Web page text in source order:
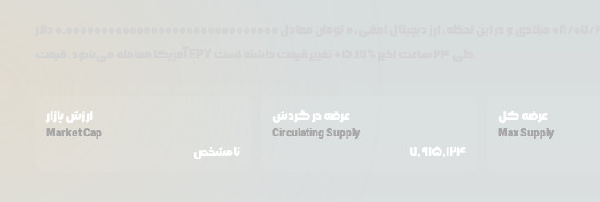
ارزش بازار
Market Cap
نامشخص
عرضه در گردش
Circulating Supply
7,915,124
عرضه کل
Max Supply